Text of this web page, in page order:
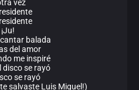
vez
¡Ju!
balada
del amor
me inspiré
disco se rayó
se rayó
salvaste Luis Miguel!)